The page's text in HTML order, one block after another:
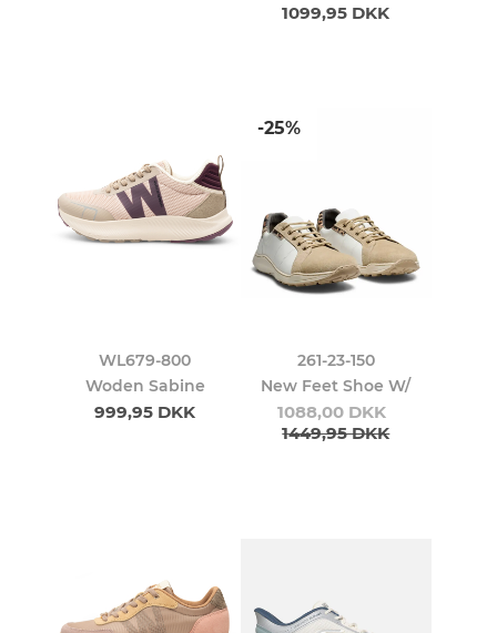
1099,95 DKK
WL679-800
Woden Sabine
999,95 DKK
-25%
261-23-150
New Feet Shoe W/
1088,00 DKK
1449,95 DKK